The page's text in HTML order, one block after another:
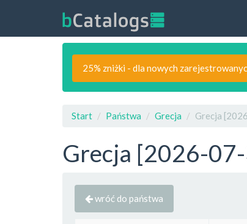
25% zniżki - dla nowych
Start Państwa Grecja Grecja
Grecja [2026-
wróć do państwa